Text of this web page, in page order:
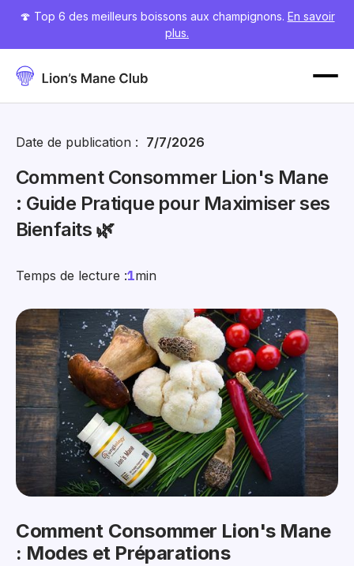
🍄 Top 6 des meilleurs boissons aux champignons. En savoir
plus.
Date de publication : 7/7/2026
Comment Consommer Lion's Mane
: Guide Pratique pour Maximiser ses
Bienfaits 🌿
Temps de lecture :1min
Comment Consommer Lion's Mane
: Modes et Préparations